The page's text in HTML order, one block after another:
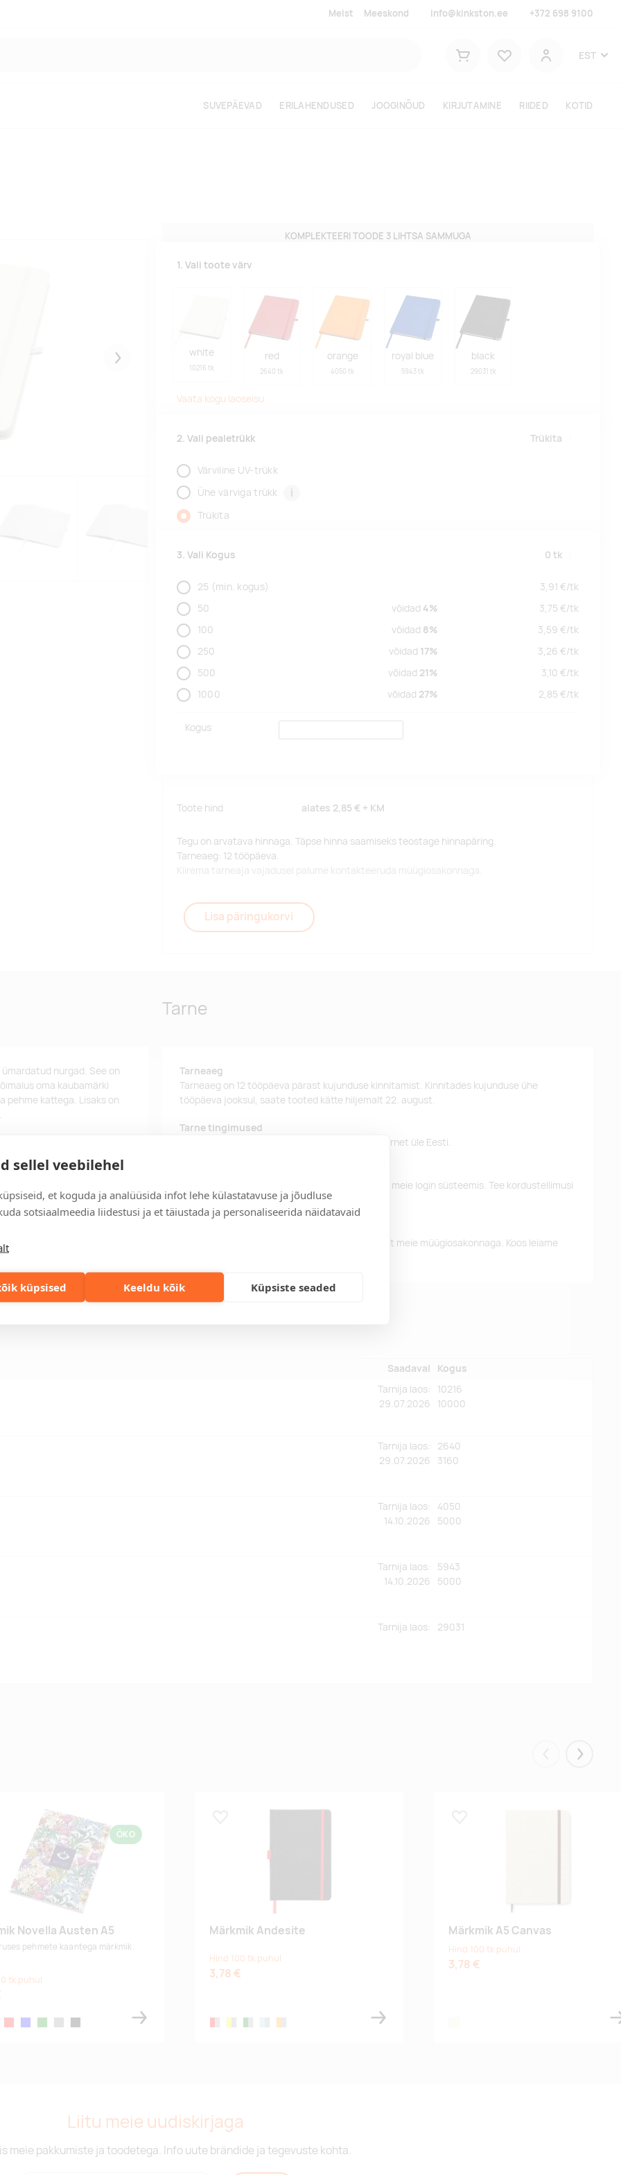
sellel veebilehel
et koguda ja analüüsida infot lehe külastatavuse ja jõudluse
sotsiaalmeedia liidestusi ja et täiustada ja personaliseerida näidatavaid
küpsised Keeldu kõik Küpsiste seaded
Meist Meeskond info@kinkston.ee +372 698 9100
Ostukorv
Kasutaja
EST
SUVEPÄEVAD ERILAHENDUSED JOOGINÕUD KIRJUTAMINE RIIDED KOTID
Järgmised
KOMPLEKTEERI TOODE 3 LIHTSA SAMMUGA
1. Vali toote värv
white
10216 tk
red
2640 tk
orange
4050 tk
royal blue
5943 tk
black
29031 tk
Vaata kogu laoseisu
2. Vali pealetrükk Trükita
Värviline UV-trükk
Ühe värviga trükk
i
Trükita
3. Vali Kogus 0 tk
25 (min. kogus) 3,91 €/tk
50
võidad 4% 3,75 €/tk
100
võidad 8% 3,59 €/tk
250
võidad 17% 3,26 €/tk
500
võidad 21% 3,10 €/tk
1000
võidad 27% 2,85 €/tk
Kogus
Toote hind alates 2,85 € + KM
Tegu on arvatava hinnaga. Täpse hinna saamiseks teostage hinnapäring.
Tarneaeg: 12 tööpäeva.
Kiirema tarneaja vajadusel palume kontakteeruda müügiosakonnaga.
Lisa päringukorvi
nurgad. See on
oma kaubamärki
pehme kattega. Lisaks on
Tarne
Tarneaeg
Tarneaeg on 12 tööpäeva pärast kujunduse kinnitamist. Kinnitades kujunduse ühe
tööpäeva jooksul, saate tooted kätte hiljemalt 22. august.
Tarne tingimused
Üle 500 euro tellimuste puhul pakume tasuta tarnet üle Eesti.
Jälgi oma olemasolevaid ning eelnevaid tellimusi meie login süsteemis. Tee kordustellimusi
lihtsalt.
Kiirema tarneaja vajadusel palun võtke ühendust meie müügiosakonnaga. Koos leiame
Saadaval Kogus
Tarnija laos:
29.07.2026
10216
10000
Tarnija laos:
29.07.2026
2640
3160
Tarnija laos:
14.10.2026
4050
5000
Tarnija laos:
14.10.2026
5943
5000
Tarnija laos: 29031
Eelmised
ÖKO
Novella Austen A5
pehmete kaantega märkmik.
tk puhul
Märkmik Andesite
Hind 100 tk puhul
3,78 €
Märkmik A5 Canvas
Hind 100 tk puhul
3,78 €
Liitu meie uudiskirjaga
meie pakkumiste ja toodetega. Info uute brändide ja tegevuste kohta.